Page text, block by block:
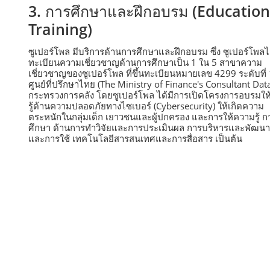
ซูเปอร์โพล มีบริการด้านการศึกษาและฝึกอบรม ซึ่ง ซูเปอร์โพล
ทะเบียนความเชี่ยวชาญด้านการศึกษาเป็น 1 ใน 5 สาขาความ
เชี่ยวชาญของซูเปอร์โพล ที่ขึ้นทะเบียนหมายเลข 4299 ระดับที่
ศูนย์ที่ปรึกษาไทย (The Ministry of Finance's Consultant
กระทรวงการคลัง โดยซูเปอร์โพล ได้มีการเปิดโครงการอบรมใ
รู้ด้านความปลอดภัยทางไซเบอร์ (Cybersecurity) ให้เกิดความ
ตระหนักในกลุ่มเด็ก เยาวชนและผู้ปกครอง และการให้ความรู้ ก
ศึกษา ด้านการทำวิจัยและการประเมินผล การบริหารและพัฒน
และการใช้ เทคโนโลยีสารสนเทศและการสื่อสาร เป็นต้น
3. การศึกษาและฝึกอบรม
Training)